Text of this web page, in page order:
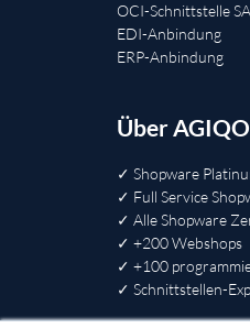
OCI-Schnittstelle
EDI-Anbindung
ERP-Anbindung
Über
✓ Shopware
✓ Full Service
✓ Alle Shopware
✓ +200 Webshops
✓ +100
✓ Schnittstellen-